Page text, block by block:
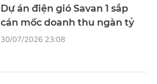
Dự án điện gió Savan 1 sắp
cán mốc doanh thu ngàn tỷ
30/07/2026 23:08